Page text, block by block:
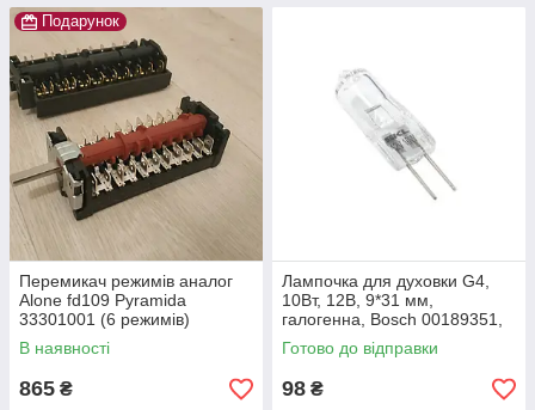
Подарунок
Перемикач режимів аналог
Alone fd109 Pyramida
33301001 (6 режимів)
В наявності
865 ₴
Лампочка для духовки G4,
10Вт, 12В, 9*31 мм,
галогенна, Bosch 00189351,
SKL LMP406UN
Готово до відправки
98 ₴